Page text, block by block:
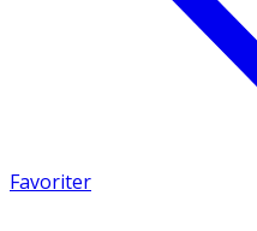
Favoriter